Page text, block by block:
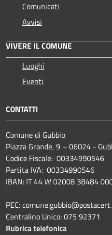
Comunicati
Avvisi
VIVERE IL COMUNE
Luoghi
Eventi
CONTATTI
Comune di Gubbio
Piazza Grande, 9 – 06024 -
Codice Fiscale: 00334990546
Partita IVA: 00334990546
IBAN: IT 44 W 02008 38484
PEC:
Centralino Unico: 075 92371
Rubrica telefonica